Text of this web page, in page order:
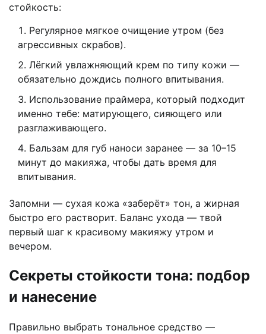
стойкость:
Регулярное мягкое очищение утром (без
агрессивных скрабов).
Лёгкий увлажняющий крем по типу кожи —
обязательно дождись полного впитывания.
Использование праймера, который подходит
именно тебе: матирующего, сияющего или
разглаживающего.
Бальзам для губ наноси заранее — за 10–15
минут до макияжа, чтобы дать время для
впитывания.
Запомни — сухая кожа «заберёт» тон, а жирная
быстро его растворит. Баланс ухода — твой
первый шаг к красивому макияжу утром и
вечером.
Секреты стойкости тона: подбор
и нанесение
Правильно выбрать тональное средство —